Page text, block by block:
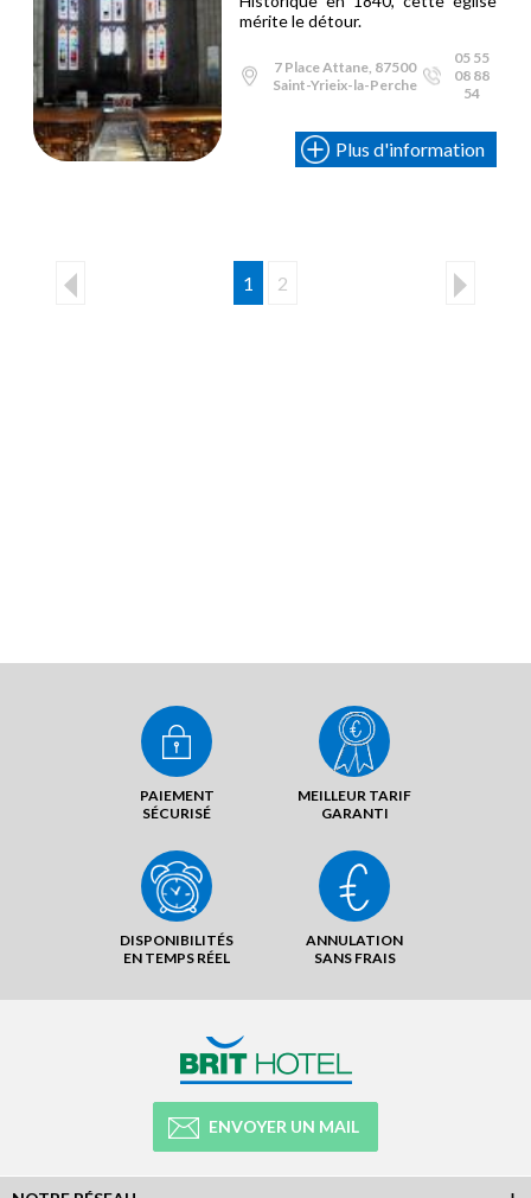
mérite le détour.
7 Place Attane, 87500
Saint-Yrieix-la-Perche
05 55
08 88
54
Plus d'information
1 2
PAIEMENT
SÉCURISÉ
MEILLEUR TARIF
GARANTI
DISPONIBILITÉS
EN TEMPS RÉEL
ANNULATION
SANS FRAIS
ENVOYER UN MAIL